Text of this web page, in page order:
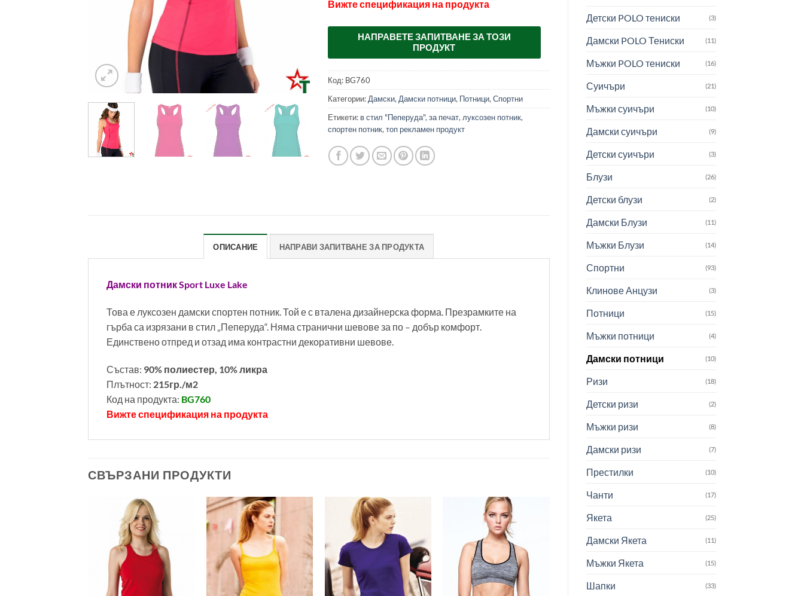
Детски POLO тениски (3)
Дамски POLO Тениски (11)
Мъжки POLO тениски (16)
Суичъри (21)
Мъжки суичъри (10)
Дамски суичъри (9)
Детски суичъри (3)
Блузи (26)
Детски блузи (2)
Дамски Блузи (11)
Мъжки Блузи (14)
Спортни (93)
Клинове Анцузи (3)
Потници (15)
Мъжки потници (4)
Дамски потници (10)
Ризи (18)
Детски ризи (2)
Мъжки ризи (8)
Дамски ризи (7)
Престилки (10)
Чанти (17)
Якета (25)
Дамски Якета (11)
Мъжки Якета (15)
Шапки (33)
Вижте спецификация на продукта
НАПРАВЕТЕ ЗАПИТВАНЕ ЗА ТОЗИ
ПРОДУКТ
Код: BG760
Категории: Дамски, Дамски потници, Потници, Спортни
Етикети: в стил "Пеперуда", за печат, луксозен потник,
спортен потник, топ рекламен продукт
ОПИСАНИЕ НАПРАВИ ЗАПИТВАНЕ ЗА ПРОДУКТА
Дамски потник Sport Luxe Lake
Това е луксозен дамски спортен потник. Той е с вталена дизайнерска форма. Презрамките на
гърба са изрязани в стил „Пеперуда“. Няма странични шевове за по – добър комфорт.
Единствено отпред и отзад има контрастни декоративни шевове.
Състав: 90% полиестер, 10% ликра
Плътност: 215гр./м2
Код на продукта: BG760
Вижте спецификация на продукта
СВЪРЗАНИ ПРОДУКТИ